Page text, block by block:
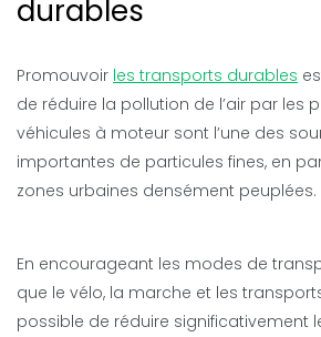
durables
Promouvoir les transports durables
de réduire la pollution de l’air par les
véhicules à moteur sont l’une des
importantes de particules fines, en
zones urbaines densément peuplées.
En encourageant les modes de
que le vélo, la marche et les
possible de réduire significativement